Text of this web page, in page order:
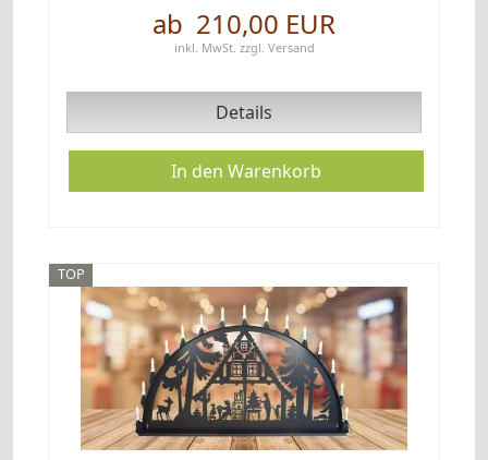
ab 210,00 EUR
inkl. MwSt. zzgl. Versand
Details
TOP